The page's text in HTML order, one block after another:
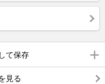
て保存
見る